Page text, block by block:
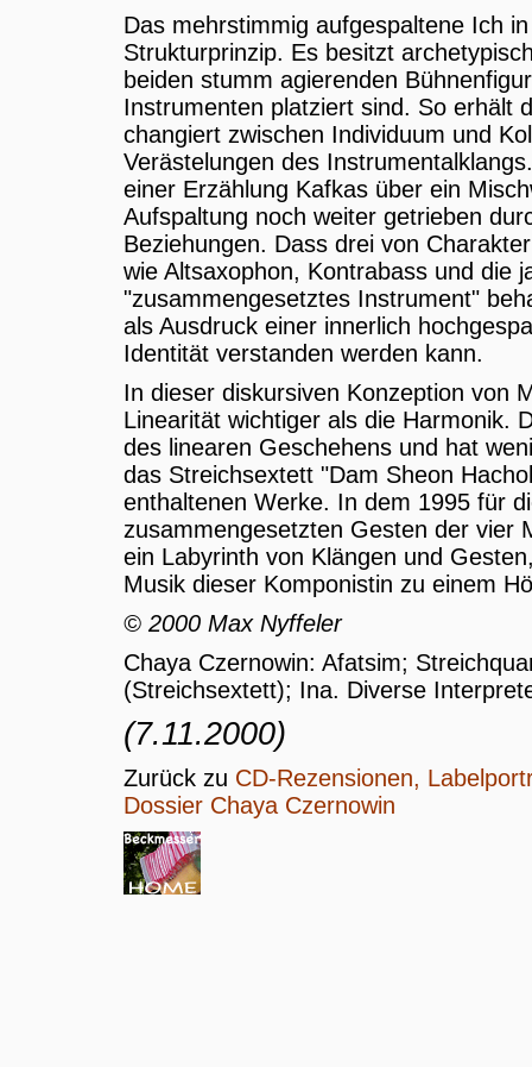
Das mehrstimmig aufgespaltene Ich
Strukturprinzip. Es besitzt
beiden stumm agierenden
Instrumenten platziert sind. So erhält
changiert zwischen Individuum und
Verästelungen des
einer Erzählung Kafkas über ein
Aufspaltung noch weiter getrieben
Beziehungen. Dass drei von
wie Altsaxophon, Kontrabass und die
"zusammengesetztes Instrument"
als Ausdruck einer innerlich
Identität verstanden werden kann.
In dieser diskursiven Konzeption von
Linearität wichtiger als die Harmonik.
des linearen Geschehens und hat
das Streichsextett "Dam Sheon
enthaltenen Werke. In dem 1995 für
zusammengesetzten Gesten der vier
ein Labyrinth von Klängen und
Musik dieser Komponistin zu einem
© 2000 Max Nyffeler
Chaya Czernowin: Afatsim;
(Streichsextett); Ina. Diverse
(7.11.2000)
Zurück zu CD-Rezensionen,
Dossier Chaya Czernowin